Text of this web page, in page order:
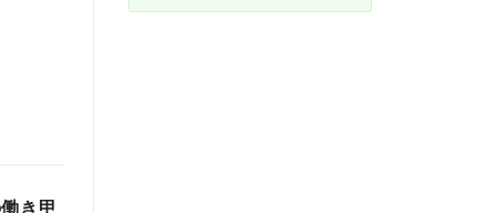
き甲